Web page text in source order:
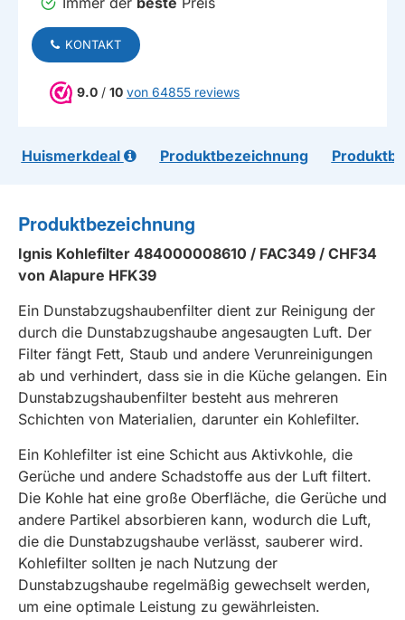
KONTAKT
9.0 / 10 von 64855 reviews
Huismerkdeal Produktbezeichnung
Produktbezeichnung
Ignis Kohlefilter 484000008610 / FAC349 / CHF34
von Alapure HFK39
Ein Dunstabzugshaubenfilter dient zur Reinigung der
durch die Dunstabzugshaube angesaugten Luft. Der
Filter fängt Fett, Staub und andere Verunreinigungen
ab und verhindert, dass sie in die Küche gelangen. Ein
Dunstabzugshaubenfilter besteht aus mehreren
Schichten von Materialien, darunter ein Kohlefilter.
Ein Kohlefilter ist eine Schicht aus Aktivkohle, die
Gerüche und andere Schadstoffe aus der Luft filtert.
Die Kohle hat eine große Oberfläche, die Gerüche und
andere Partikel absorbieren kann, wodurch die Luft,
die die Dunstabzugshaube verlässt, sauberer wird.
Kohlefilter sollten je nach Nutzung der
Dunstabzugshaube regelmäßig gewechselt werden,
um eine optimale Leistung zu gewährleisten.